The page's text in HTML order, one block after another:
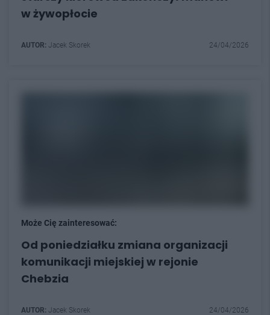
w żywopłocie
AUTOR: Jacek Skorek 24/04/2026
Może Cię zainteresować:
Od poniedziałku zmiana organizacji
komunikacji miejskiej w rejonie
Chebzia
AUTOR: Jacek Skorek 24/04/2026